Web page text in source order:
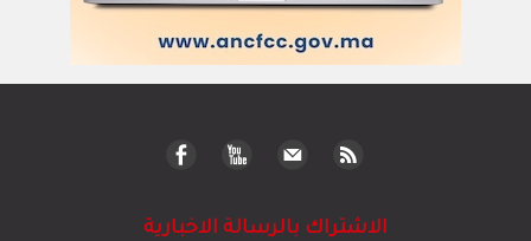
الاشتراك بالرسالة الاخبارية